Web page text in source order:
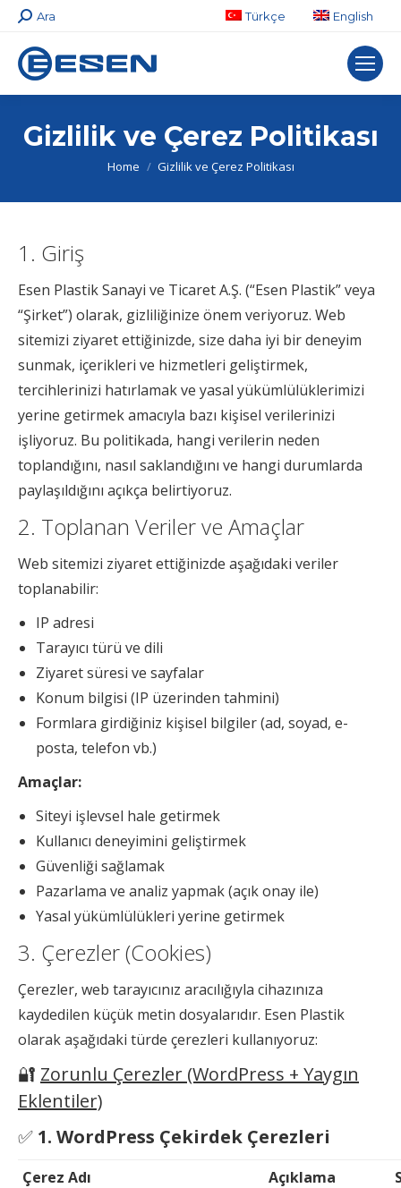
Search:
Ara Türkçe English
Gizlilik ve Çerez Politikası
You are here:
Home Gizlilik ve Çerez Politikası
1. Giriş
Esen Plastik Sanayi ve Ticaret A.Ş. (“Esen Plastik” veya
“Şirket”) olarak, gizliliğinize önem veriyoruz. Web
sitemizi ziyaret ettiğinizde, size daha iyi bir deneyim
sunmak, içerikleri ve hizmetleri geliştirmek,
tercihlerinizi hatırlamak ve yasal yükümlülüklerimizi
yerine getirmek amacıyla bazı kişisel verilerinizi
işliyoruz. Bu politikada, hangi verilerin neden
toplandığını, nasıl saklandığını ve hangi durumlarda
paylaşıldığını açıkça belirtiyoruz.
2. Toplanan Veriler ve Amaçlar
Web sitemizi ziyaret ettiğinizde aşağıdaki veriler
toplanabilir:
IP adresi
Tarayıcı türü ve dili
Ziyaret süresi ve sayfalar
Konum bilgisi (IP üzerinden tahmini)
Formlara girdiğiniz kişisel bilgiler (ad, soyad, e-
posta, telefon vb.)
Amaçlar:
Siteyi işlevsel hale getirmek
Kullanıcı deneyimini geliştirmek
Güvenliği sağlamak
Pazarlama ve analiz yapmak (açık onay ile)
Yasal yükümlülükleri yerine getirmek
3. Çerezler (Cookies)
Çerezler, web tarayıcınız aracılığıyla cihazınıza
kaydedilen küçük metin dosyalarıdır. Esen Plastik
olarak aşağıdaki türde çerezleri kullanıyoruz:
🔐 Zorunlu Çerezler (WordPress + Yaygın
Eklentiler)
✅ 1. WordPress Çekirdek Çerezleri
Çerez Adı Açıklama